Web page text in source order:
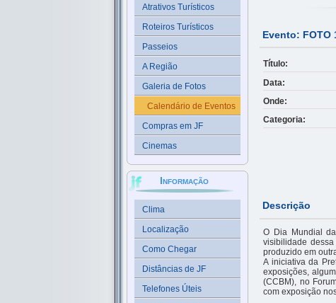
Atrativos Turísticos
Roteiros Turísticos
Passeios
A Região
Galeria de Fotos
Calendário de Eventos
Compras em JF
Cinemas
Informação
Clima
Localização
Como Chegar
Distâncias de JF
Telefones Úteis
Evento: FOTO
Título:
Data:
Onde:
Categoria:
Descrição
O Dia Mundial
visibilidade
produzido em
A iniciativa da
exposições,
(CCBM), no
com exposição